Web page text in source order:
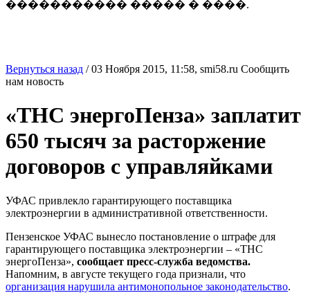
����������� ����� � ����.
Вернуться назад /03 Ноября 2015, 11:58, smi58.ru Сообщить
нам новость
«ТНС энергоПенза» заплатит
650 тысяч за расторжение
договоров с управляйками
УФАС привлекло гарантирующего поставщика
электроэнергии в административной ответственности.
Пензенское УФАС вынесло постановление о штрафе для
гарантирующего поставщика электроэнергии – «ТНС
энергоПенза», сообщает пресс-служба ведомства.
Напомним, в августе текущего года признали, что
организация нарушила антимонопольное законодательство.